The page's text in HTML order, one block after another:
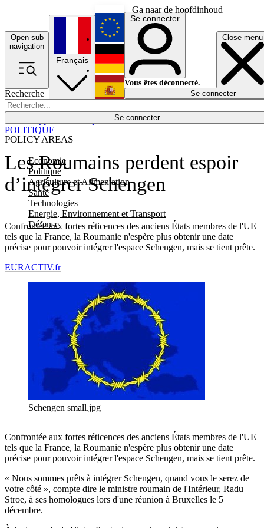
Ga naar de hoofdinhoud
Open sub
navigation
Close menu
Recherche
Se connecter
POLICY AREAS
Economie
Politique
Agriculture et Alimentation
Santé
Technologies
Energie, Environnement et Transport
Défense
Économie
Français
English
Deutsch
Español
Se connecter
Vous êtes déconnecté.
Se connecter
Les Roumains perdent espoir
d’intégrer Schengen
Confrontée aux fortes réticences des anciens États membres de l'UE
tels que la France, la Roumanie n'espère plus obtenir une date
précise pour pouvoir intégrer l'espace Schengen, mais se tient prête.
POLITIQUE
EURACTIV.fr
Schengen small.jpg
Confrontée aux fortes réticences des anciens États membres de l'UE
tels que la France, la Roumanie n'espère plus obtenir une date
précise pour pouvoir intégrer l'espace Schengen, mais se tient prête.
« Nous sommes prêts à intégrer Schengen, quand vous le serez de
votre côté », compte dire le ministre roumain de l'Intérieur, Radu
Stroe, à ses homologues lors d'une réunion à Bruxelles le 5
décembre.